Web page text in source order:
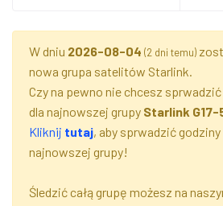
W dniu 2026-08-04 (2 dni temu)
nowa grupa satelitów Starlink.
Czy na pewno nie chcesz
dla najnowszej grupy Starlink G17-
Kliknij tutaj, aby sprwadzić
najnowszej grupy!
Śledzić całą grupę możesz na